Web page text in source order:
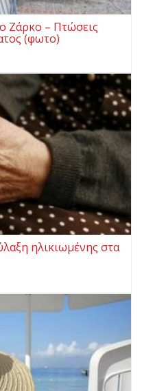
Ζάρκο – Πτώσεις
(φωτο)
ηλικιωμένης στα